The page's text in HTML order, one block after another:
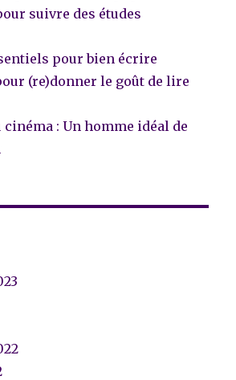
suivre des études
pour bien écrire
(re)donner le goût de lire
cinéma : Un homme idéal de